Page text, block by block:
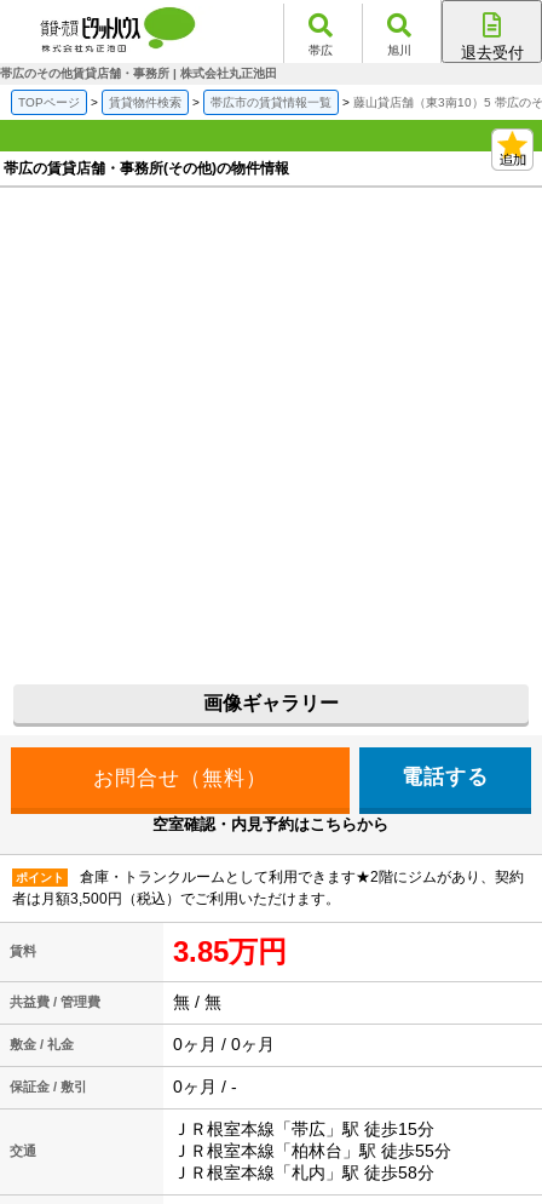
帯広 旭川 退去受付
帯広のその他賃貸店舗・事務所 | 株式会社丸正池田
TOPページ 賃貸物件検索 帯広市の賃貸情報一覧 藤山貸店舗（東3南10）5 帯広の
帯広の賃貸店舗・事務所(その他)の物件情報
画像ギャラリー
電話する
空室確認・内見予約はこちらから
ポイント
倉庫・トランクルームとして利用できます★2階にジムがあり、契約
者は月額3,500円（税込）でご利用いただけます。
賃料 3.85万円
共益費 / 管理費 無 / 無
敷金 / 礼金 0ヶ月 / 0ヶ月
保証金 / 敷引 0ヶ月 / -
交通
ＪＲ根室本線「帯広」駅 徒歩15分
ＪＲ根室本線「柏林台」駅 徒歩55分
ＪＲ根室本線「札内」駅 徒歩58分